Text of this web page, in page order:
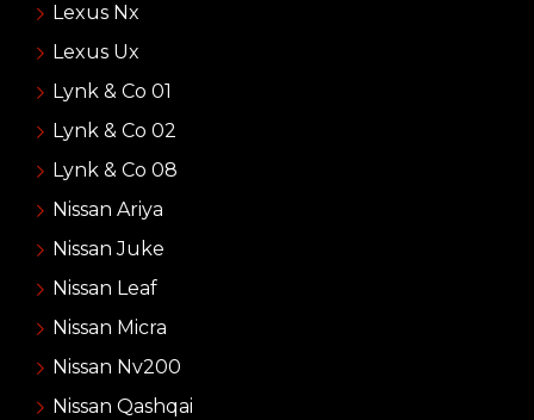
Lexus Nx
Lexus Ux
Lynk & Co 01
Lynk & Co 02
Lynk & Co 08
Nissan Ariya
Nissan Juke
Nissan Leaf
Nissan Micra
Nissan Nv200
Nissan Qashqai